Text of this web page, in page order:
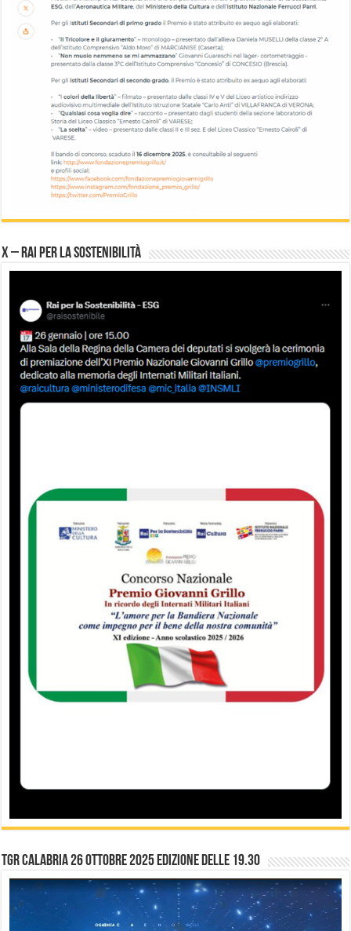
X – Rai per la sostenibilità
TGR Calabria 26 Ottobre 2025 edizione delle 19.30
Video